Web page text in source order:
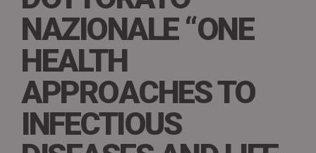
NAZIONALE “ONE
HEALTH
APPROACHES TO
INFECTIOUS